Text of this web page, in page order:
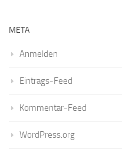
META
Anmelden
Eintrags-Feed
Kommentar-Feed
WordPress.org